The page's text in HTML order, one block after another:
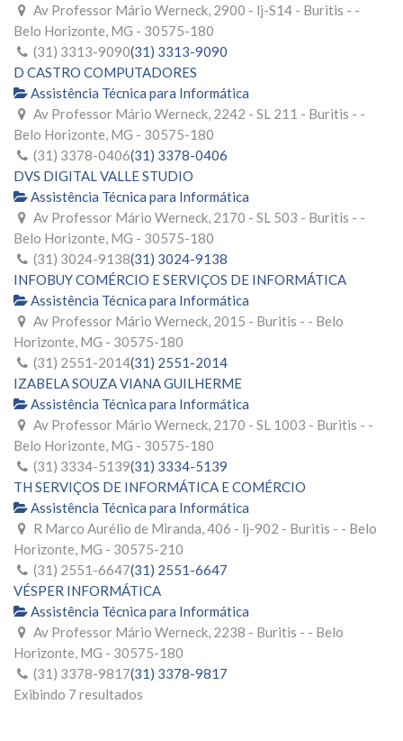
Av Professor Mário Werneck, 2900 - lj-S14 - Buritis - -
Belo Horizonte, MG - 30575-180
(31) 3313-9090(31) 3313-9090
D CASTRO COMPUTADORES
Assistência Técnica para Informática
Av Professor Mário Werneck, 2242 - SL 211 - Buritis - -
Belo Horizonte, MG - 30575-180
(31) 3378-0406(31) 3378-0406
DVS DIGITAL VALLE STUDIO
Assistência Técnica para Informática
Av Professor Mário Werneck, 2170 - SL 503 - Buritis - -
Belo Horizonte, MG - 30575-180
(31) 3024-9138(31) 3024-9138
INFOBUY COMÉRCIO E SERVIÇOS DE INFORMÁTICA
Assistência Técnica para Informática
Av Professor Mário Werneck, 2015 - Buritis - - Belo
Horizonte, MG - 30575-180
(31) 2551-2014(31) 2551-2014
IZABELA SOUZA VIANA GUILHERME
Assistência Técnica para Informática
Av Professor Mário Werneck, 2170 - SL 1003 - Buritis - -
Belo Horizonte, MG - 30575-180
(31) 3334-5139(31) 3334-5139
TH SERVIÇOS DE INFORMÁTICA E COMÉRCIO
Assistência Técnica para Informática
R Marco Aurélio de Miranda, 406 - lj-902 - Buritis - - Belo
Horizonte, MG - 30575-210
(31) 2551-6647(31) 2551-6647
VÉSPER INFORMÁTICA
Assistência Técnica para Informática
Av Professor Mário Werneck, 2238 - Buritis - - Belo
Horizonte, MG - 30575-180
(31) 3378-9817(31) 3378-9817
Exibindo 7 resultados